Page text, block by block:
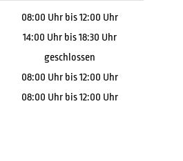
08:00 Uhr bis 12:00 Uhr
14:00 Uhr bis 18:30 Uhr
geschlossen
08:00 Uhr bis 12:00 Uhr
08:00 Uhr bis 12:00 Uhr